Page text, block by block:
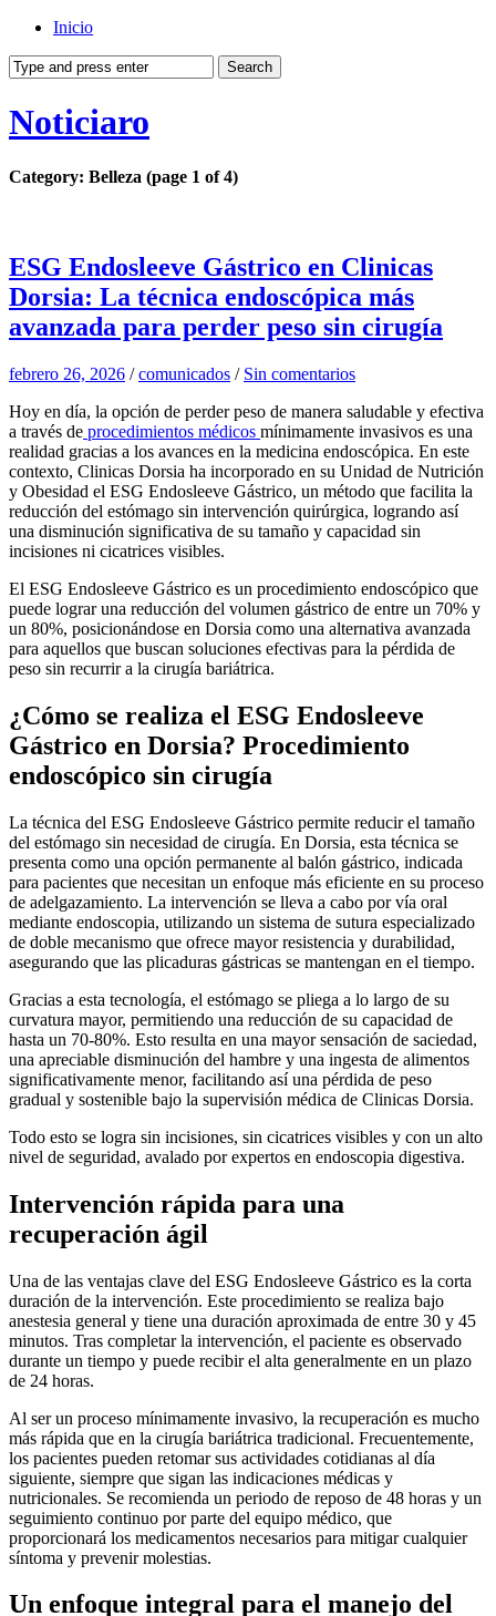
Inicio
Noticiaro
Category: Belleza (page 1 of 4)
ESG Endosleeve Gástrico en Clinicas
Dorsia: La técnica endoscópica más
avanzada para perder peso sin cirugía
febrero 26, 2026 /comunicados / Sin comentarios
Hoy en día, la opción de perder peso de manera saludable y efectiva
a través de procedimientos médicos mínimamente invasivos es una
realidad gracias a los avances en la medicina endoscópica. En este
contexto, Clinicas Dorsia ha incorporado en su Unidad de Nutrición
y Obesidad el ESG Endosleeve Gástrico, un método que facilita la
reducción del estómago sin intervención quirúrgica, logrando así
una disminución significativa de su tamaño y capacidad sin
incisiones ni cicatrices visibles.
El ESG Endosleeve Gástrico es un procedimiento endoscópico que
puede lograr una reducción del volumen gástrico de entre un 70% y
un 80%, posicionándose en Dorsia como una alternativa avanzada
para aquellos que buscan soluciones efectivas para la pérdida de
peso sin recurrir a la cirugía bariátrica.
¿Cómo se realiza el ESG Endosleeve
Gástrico en Dorsia? Procedimiento
endoscópico sin cirugía
La técnica del ESG Endosleeve Gástrico permite reducir el tamaño
del estómago sin necesidad de cirugía. En Dorsia, esta técnica se
presenta como una opción permanente al balón gástrico, indicada
para pacientes que necesitan un enfoque más eficiente en su proceso
de adelgazamiento. La intervención se lleva a cabo por vía oral
mediante endoscopia, utilizando un sistema de sutura especializado
de doble mecanismo que ofrece mayor resistencia y durabilidad,
asegurando que las plicaduras gástricas se mantengan en el tiempo.
Gracias a esta tecnología, el estómago se pliega a lo largo de su
curvatura mayor, permitiendo una reducción de su capacidad de
hasta un 70-80%. Esto resulta en una mayor sensación de saciedad,
una apreciable disminución del hambre y una ingesta de alimentos
significativamente menor, facilitando así una pérdida de peso
gradual y sostenible bajo la supervisión médica de Clinicas Dorsia.
Todo esto se logra sin incisiones, sin cicatrices visibles y con un alto
nivel de seguridad, avalado por expertos en endoscopia digestiva.
Intervención rápida para una
recuperación ágil
Una de las ventajas clave del ESG Endosleeve Gástrico es la corta
duración de la intervención. Este procedimiento se realiza bajo
anestesia general y tiene una duración aproximada de entre 30 y 45
minutos. Tras completar la intervención, el paciente es observado
durante un tiempo y puede recibir el alta generalmente en un plazo
de 24 horas.
Al ser un proceso mínimamente invasivo, la recuperación es mucho
más rápida que en la cirugía bariátrica tradicional. Frecuentemente,
los pacientes pueden retomar sus actividades cotidianas al día
siguiente, siempre que sigan las indicaciones médicas y
nutricionales. Se recomienda un periodo de reposo de 48 horas y un
seguimiento continuo por parte del equipo médico, que
proporcionará los medicamentos necesarios para mitigar cualquier
síntoma y prevenir molestias.
Un enfoque integral para el manejo del